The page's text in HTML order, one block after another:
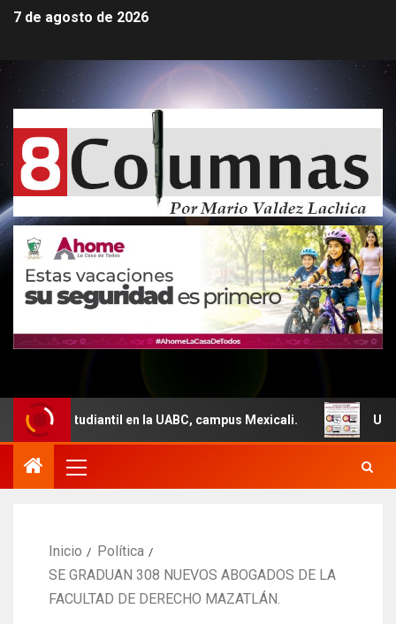
7 de agosto de 2026
en la UABC, campus Mexicali. Un total de 29
Inicio
Política
SE GRADUAN 308 NUEVOS ABOGADOS DE LA
FACULTAD DE DERECHO MAZATLÁN.